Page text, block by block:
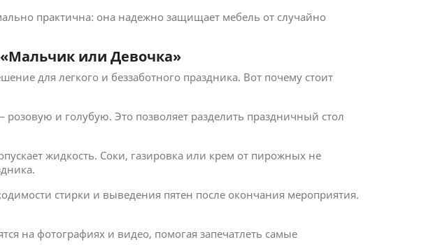
практична: она надежно защищает мебель от случайно
или Девочка»
для легкого и беззаботного праздника. Вот почему стоит
и голубую. Это позволяет разделить праздничный стол
жидкость. Соки, газировка или крем от пирожных не
стирки и выведения пятен после окончания мероприятия.
на фотографиях и видео, помогая запечатлеть самые